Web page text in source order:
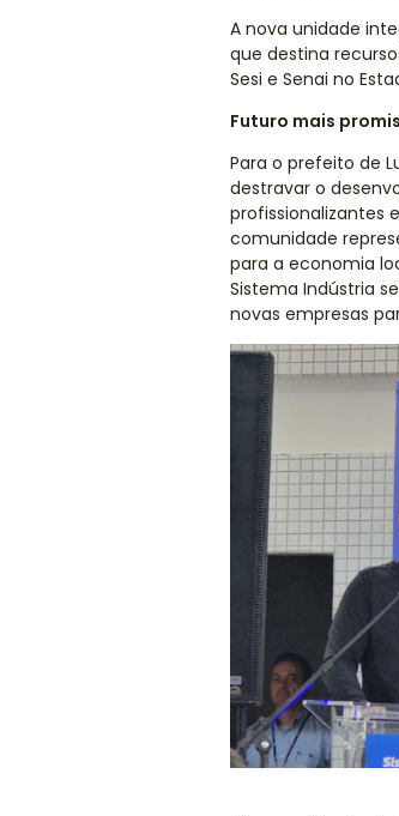
A nova unidade
que destina
Sesi e Senai no
Futuro mais
Para o prefeito de
destravar o
profissionalizantes
comunidade
para a economia
Sistema Indústria
novas empresas